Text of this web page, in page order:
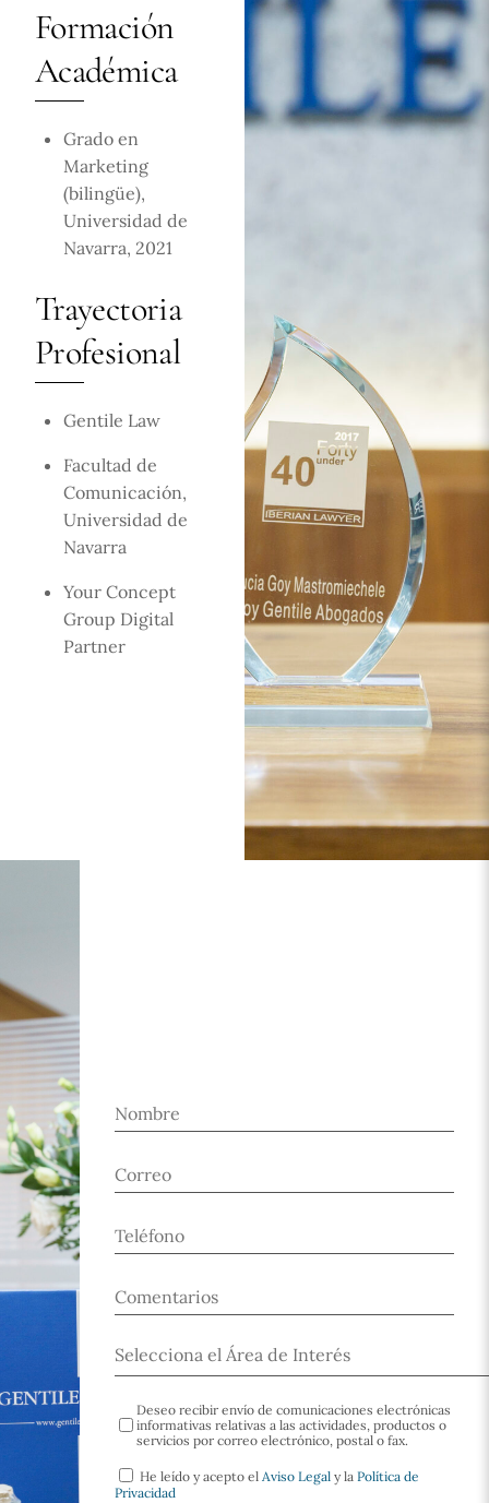
Formación
Académica
Grado en
Marketing
(bilingüe),
Universidad de
Navarra, 2021
Trayectoria
Profesional
Gentile Law
Facultad de
Comunicación,
Universidad de
Navarra
Your Concept
Group Digital
Partner
Deseo recibir envío de comunicaciones electrónicas
informativas relativas a las actividades, productos o
servicios por correo electrónico, postal o fax.
He leído y acepto elAviso Legal y laPolítica de
Privacidad